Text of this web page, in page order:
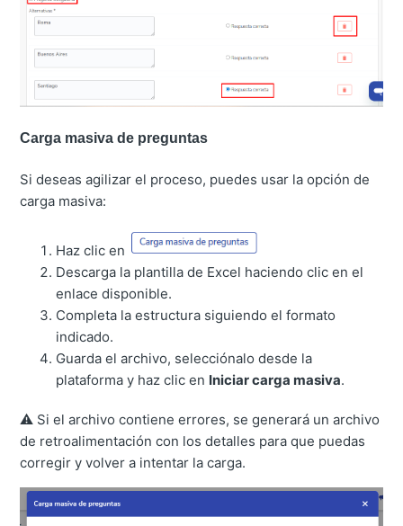
Carga masiva de preguntas
Si deseas agilizar el proceso, puedes usar la opción de
carga masiva:
Haz clic en
Descarga la plantilla de Excel haciendo clic en el
enlace disponible.
Completa la estructura siguiendo el formato
indicado.
Guarda el archivo, selecciónalo desde la
plataforma y haz clic en Iniciar carga masiva.
⚠️ Si el archivo contiene errores, se generará un archivo
de retroalimentación con los detalles para que puedas
corregir y volver a intentar la carga.